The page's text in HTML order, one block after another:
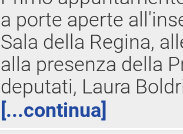
a porte aperte
Sala della Regina,
alla presenza della
deputati, Laura
[...continua]